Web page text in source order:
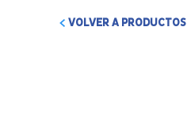
VOLVER A PRODUCTOS